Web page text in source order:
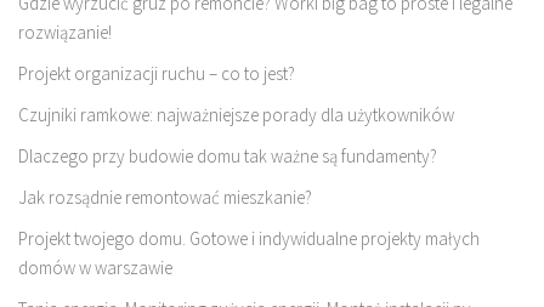
rozwiązanie!
Projekt organizacji ruchu – co to jest?
Czujniki ramkowe: najważniejsze porady dla użytkowników
Dlaczego przy budowie domu tak ważne są fundamenty?
Jak rozsądnie remontować mieszkanie?
Projekt twojego domu. Gotowe i indywidualne projekty małych
domów w warszawie